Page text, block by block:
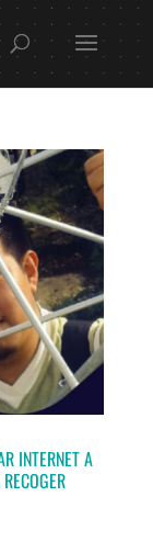
INTERNET A